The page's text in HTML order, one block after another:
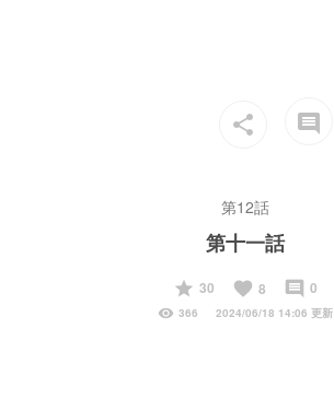
share insert_comment
第12話
第十一話
start
30 favorite 8 insert_comment 0
visibility 366 2024/06/18 14:06 更新